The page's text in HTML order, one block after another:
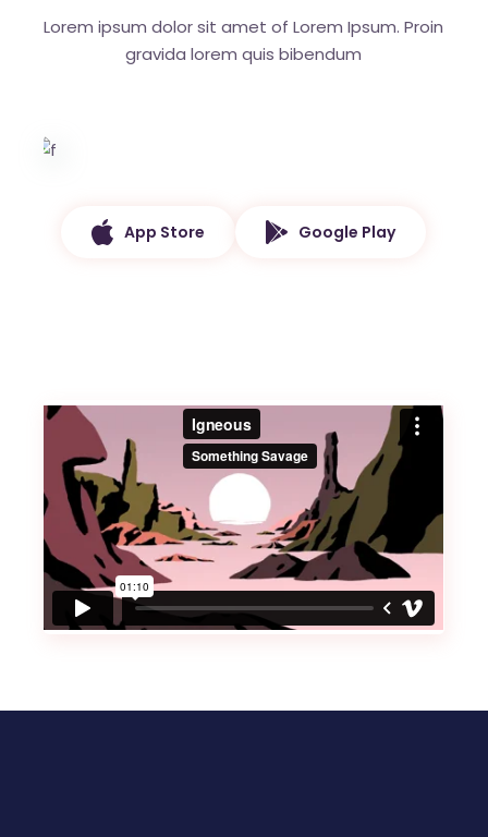
Lorem ipsum dolor sit amet of Lorem Ipsum. Proin
gravidalorem quis bibendum
App Store Google Play